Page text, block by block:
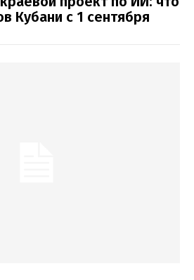
Кубани с 1 сентября